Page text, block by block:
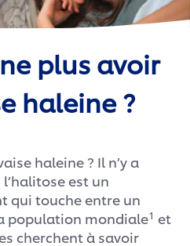
plus avoir
haleine ?
haleine ? Il n’y a
est un
qui touche entre un
population mondiale1 et
cherchent à savoir